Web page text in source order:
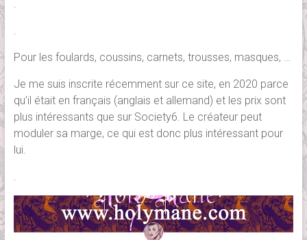
Pour les foulards, coussins, carnets, trousses, masques, …
Je me suis inscrite récemment sur ce site, en 2020 parce
qu’il était en français (anglais et allemand) et les prix sont
plus intéressants que sur Society6. Le créateur peut
moduler sa marge, ce qui est donc plus intéressant pour
lui.